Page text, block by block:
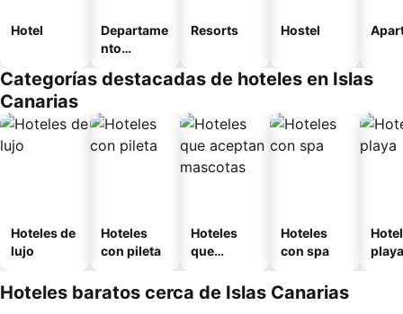
Hotel
Departame
nto
Resorts Hostel
Categorías destacadas de hoteles en Islas
Canarias
Hoteles de
lujo
Hoteles
con pileta
Hoteles
que
mascotas
Hoteles
con spa
playa
Hoteles baratos cerca de Islas Canarias